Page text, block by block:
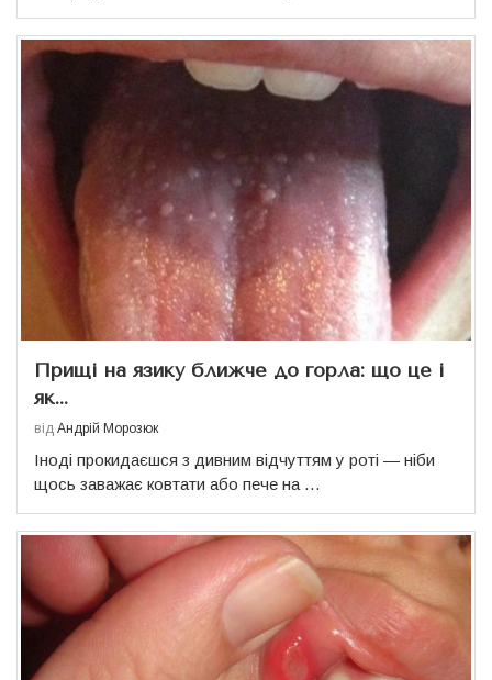
Прищі на язику ближче до горла: що це і
як...
від Андрій Морозюк
Іноді прокидаєшся з дивним відчуттям у роті — ніби
щось заважає ковтати або пече на …